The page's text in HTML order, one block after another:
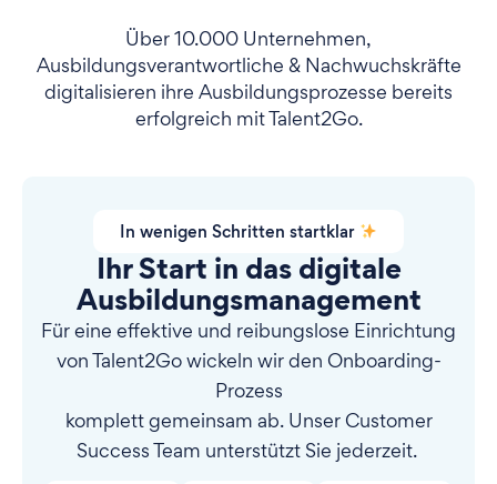
Über 10.000 Unternehmen,
Ausbildungsverantwortliche & Nachwuchskräfte
digitalisieren ihre Ausbildungsprozesse bereits
erfolgreich mit Talent2Go.
In wenigen Schritten startklar
Ihr Start in das digitale
Ausbildungsmanagement
Für eine effektive und reibungslose Einrichtung
von Talent2Go wickeln wir den Onboarding-
Prozess
komplett gemeinsam ab. Unser Customer
Success Team unterstützt Sie jederzeit.